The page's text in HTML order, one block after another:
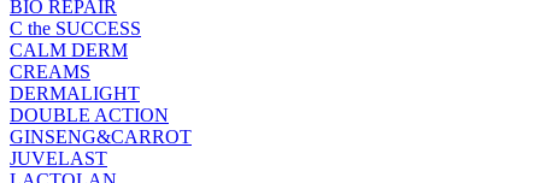
BIO REPAIR
C the SUCCESS
CALM DERM
CREAMS
DERMALIGHT
DOUBLE ACTION
GINSENG&CARROT
JUVELAST